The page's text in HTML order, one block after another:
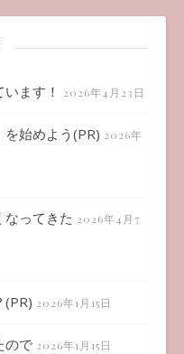
ます！ 2026年4月23日
始めよう(PR) 2026年
ってきた 2026年4月7
(PR) 2026年1月15日
ので 2026年1月15日